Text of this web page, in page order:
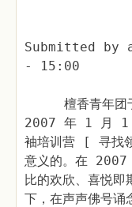
Submitted by
- 15:00
檀香青年团
2007 年 1 月 1
袖培训营 [ 寻找
意义的。在 2007
比的欢欣、喜悦即
下，在声声佛号